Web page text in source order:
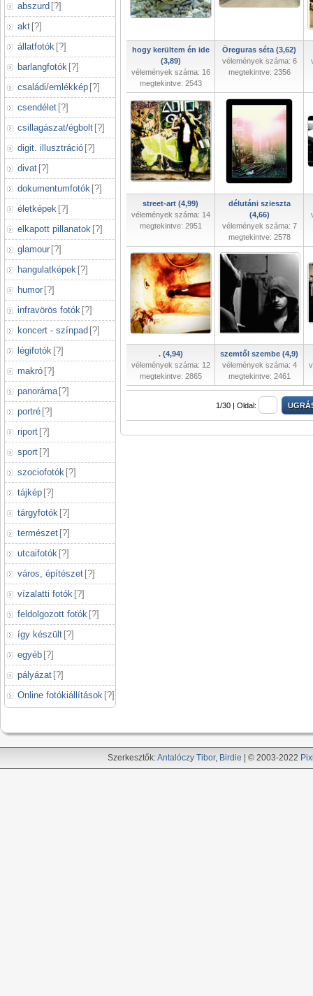
abszurd [?]
akt [?]
állatfotók [?]
barlangfotók [?]
családi/emlékkép [?]
csendélet [?]
csillagászat/égbolt [?]
digit. illusztráció [?]
divat [?]
dokumentumfotók [?]
életképek [?]
elkapott pillanatok [?]
glamour [?]
hangulatképek [?]
humor [?]
infravörös fotók [?]
koncert - színpad [?]
légifotók [?]
makró [?]
panoráma [?]
portré [?]
riport [?]
sport [?]
szociofotók [?]
tájkép [?]
tárgyfotók [?]
természet [?]
utcaifotók [?]
város, építészet [?]
vízalatti fotók [?]
feldolgozott fotók [?]
így készült [?]
egyéb [?]
pályázat [?]
Online fotókiállítások [?]
hogy kerültem én ide
(3,89)
vélemények száma: 16
megtekintve: 2543
Öreguras séta (3,62)
vélemények száma: 6
megtekintve: 2356
street-art (4,99)
vélemények száma: 14
megtekintve: 2951
délutáni szieszta
(4,66)
vélemények száma: 7
megtekintve: 2578
. (4,94)
vélemények száma: 12
megtekintve: 2865
szemtől szembe (4,9)
vélemények száma: 4
megtekintve: 2461
1/30 | Oldal:
Szerkesztők:Antalóczy Tibor, Birdie | © 2003-2022